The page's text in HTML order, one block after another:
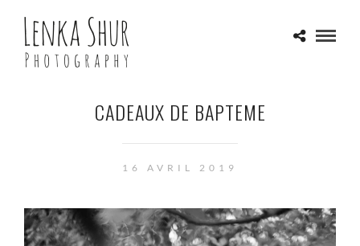
CADEAUX DE BAPTEME
16 AVRIL 2019